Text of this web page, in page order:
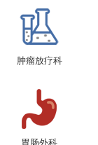
肿瘤放疗科
胃肠外科